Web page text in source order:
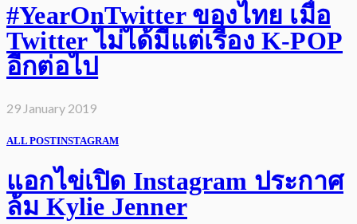
#YearOnTwitter ของไทย เมื่อ
Twitter ไม่ได้มีแต่เรื่อง K-POP
อีกต่อไป
29 January 2019
ALL POSTINSTAGRAM
แอกไข่เปิด Instagram ประกาศ
ล้ม Kylie Jenner